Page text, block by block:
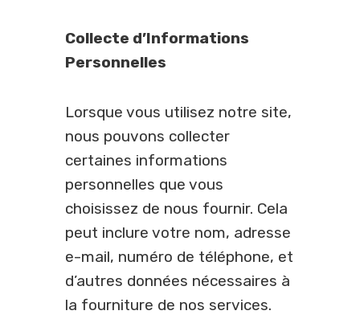
Collecte d’Informations
Personnelles
Lorsque vous utilisez notre site,
nous pouvons collecter
certaines informations
personnelles que vous
choisissez de nous fournir. Cela
peut inclure votre nom, adresse
e-mail, numéro de téléphone, et
d’autres données nécessaires à
la fourniture de nos services.